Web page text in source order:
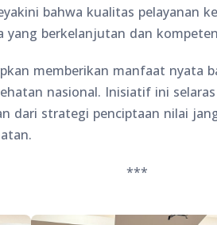
bahwa kualitas pelayanan
yang berkelanjutan dan
memberikan manfaat nyata
nasional. Inisiatif ini
dari strategi penciptaan nilai
***